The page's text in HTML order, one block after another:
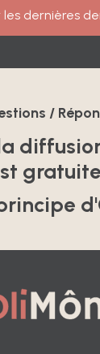
dernières
/